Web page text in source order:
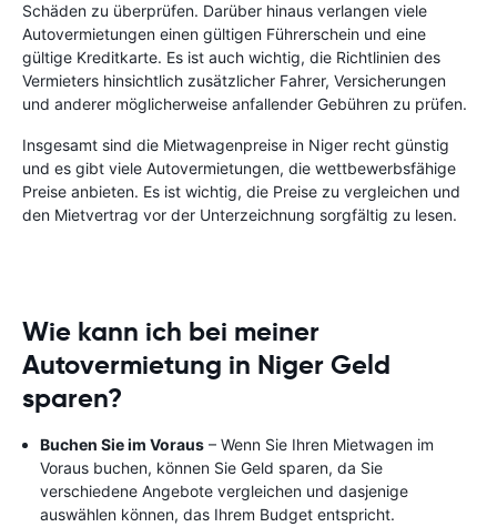
Schäden zu überprüfen. Darüber hinaus verlangen viele
Autovermietungen einen gültigen Führerschein und eine
gültige Kreditkarte. Es ist auch wichtig, die Richtlinien des
Vermieters hinsichtlich zusätzlicher Fahrer, Versicherungen
und anderer möglicherweise anfallender Gebühren zu prüfen.
Insgesamt sind die Mietwagenpreise in Niger recht günstig
und es gibt viele Autovermietungen, die wettbewerbsfähige
Preise anbieten. Es ist wichtig, die Preise zu vergleichen und
den Mietvertrag vor der Unterzeichnung sorgfältig zu lesen.
Wie kann ich bei meiner
Autovermietung in Niger Geld
sparen?
Buchen Sie im Voraus – Wenn Sie Ihren Mietwagen im
Voraus buchen, können Sie Geld sparen, da Sie
verschiedene Angebote vergleichen und dasjenige
auswählen können, das Ihrem Budget entspricht.